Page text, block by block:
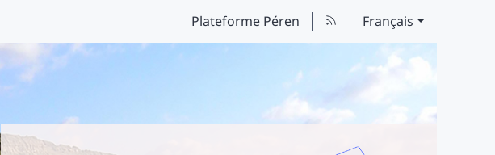
Plateforme Péren Français